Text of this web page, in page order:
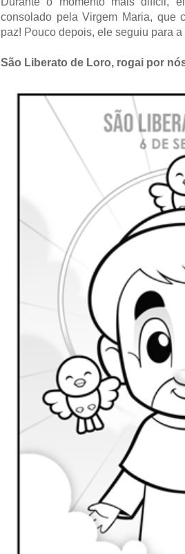
consolado pela Virgem Maria, que
paz! Pouco depois, ele seguiu para
São Liberato de Loro, rogai por